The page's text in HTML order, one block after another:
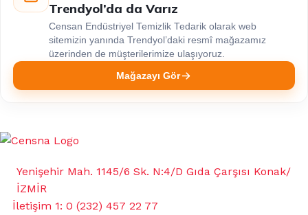
Trendyol’da da Varız
Censan Endüstriyel Temizlik Tedarik olarak web
sitemizin yanında Trendyol’daki resmî mağazamız
üzerinden de müşterilerimize ulaşıyoruz.
Mağazayı Gör
Yenişehir Mah. 1145/6 Sk. N:4/D Gıda Çarşısı Konak/
İZMİR
İletişim 1: 0 (232) 457 22 77